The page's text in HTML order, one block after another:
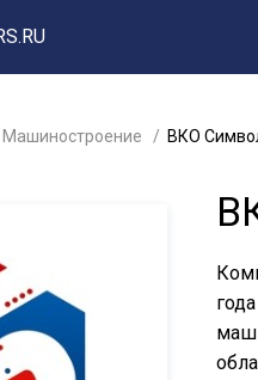
Машиностроение ВКО